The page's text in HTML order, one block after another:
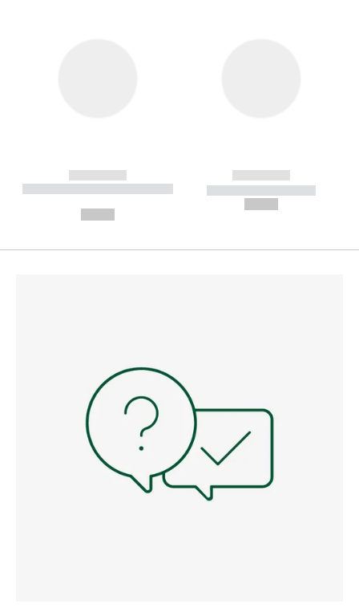
------------
----------- ----------- --------
------------
----------- -----------